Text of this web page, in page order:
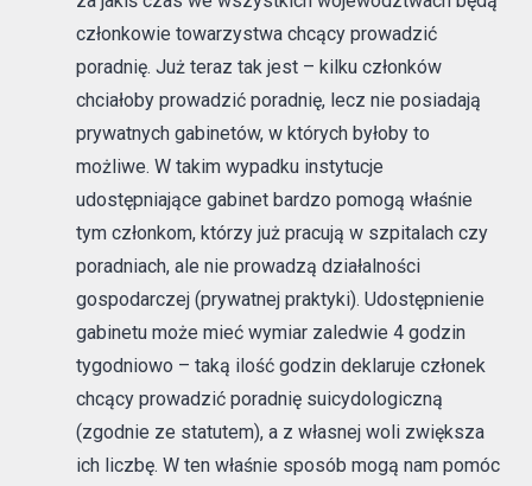
członkowie towarzystwa chcący prowadzić
poradnię. Już teraz tak jest – kilku członków
chciałoby prowadzić poradnię, lecz nie posiadają
prywatnych gabinetów, w których byłoby to
możliwe. W takim wypadku instytucje
udostępniające gabinet bardzo pomogą właśnie
tym członkom, którzy już pracują w szpitalach czy
poradniach, ale nie prowadzą działalności
gospodarczej (prywatnej praktyki). Udostępnienie
gabinetu może mieć wymiar zaledwie 4 godzin
tygodniowo – taką ilość godzin deklaruje członek
chcący prowadzić poradnię suicydologiczną
(zgodnie ze statutem), a z własnej woli zwiększa
ich liczbę. W ten właśnie sposób mogą nam pomóc